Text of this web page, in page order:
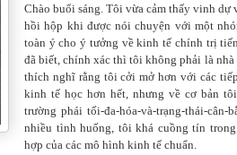
Chào buổi sáng. Tôi vừa cảm thấy vinh dự
hồi hộp khi được nói chuyện với một
toàn ý cho ý tưởng về kinh tế chính trị
đã biết, chính xác thì tôi không phải là
thích nghĩ rằng tôi cởi mở hơn với các
kinh tế học hơn hết, nhưng về cơ bản
trường phái tối-đa-hóa-và-trạng-thái-cân-
nhiều tình huống, tôi khá cuồng tín
hợp của các mô hình kinh tế chuẩn.